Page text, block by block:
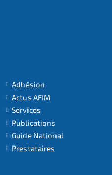
Adhésion
Actus AFIM
Services
Publications
Guide National
Prestataires